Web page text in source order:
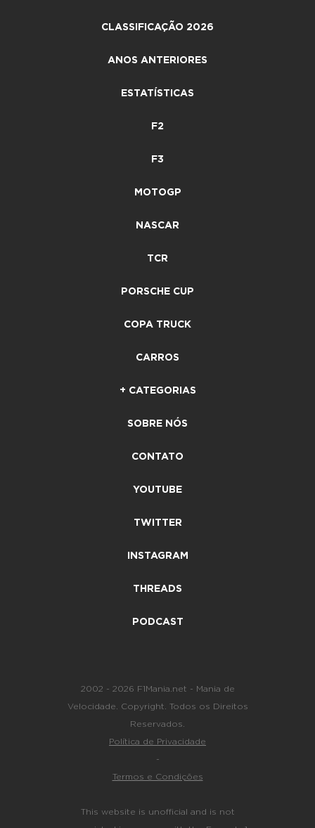
CLASSIFICAÇÃO 2026
ANOS ANTERIORES
ESTATÍSTICAS
F2
F3
MOTOGP
NASCAR
TCR
PORSCHE CUP
COPA TRUCK
CARROS
+ CATEGORIAS
SOBRE NÓS
CONTATO
YOUTUBE
TWITTER
INSTAGRAM
THREADS
PODCAST
2002 - 2026 F1Mania.net - Mania de
Velocidade. Copyright. Todos os Direitos
Reservados.
Política de Privacidade
-
Termos e Condições
This website is unofficial and is not